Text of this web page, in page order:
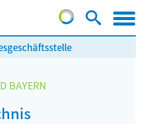
BAYERN